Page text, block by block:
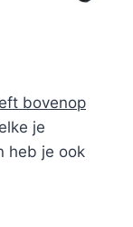
bovenop
je
heb je ook